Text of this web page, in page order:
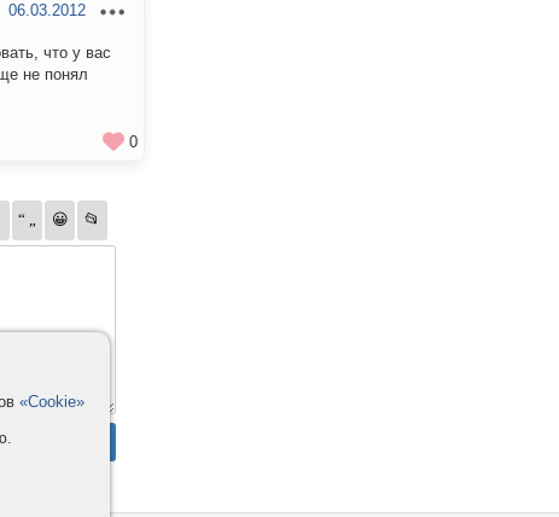
06.03.2012
что у вас
не понял
0
«Cookie»